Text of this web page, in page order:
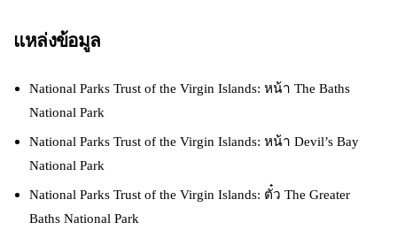
แหล่งข้อมูล
National Parks Trust of the Virgin Islands: หน้า The Baths
National Park
National Parks Trust of the Virgin Islands: หน้า Devil’s Bay
National Park
National Parks Trust of the Virgin Islands: ตั๋ว The Greater
Baths National Park